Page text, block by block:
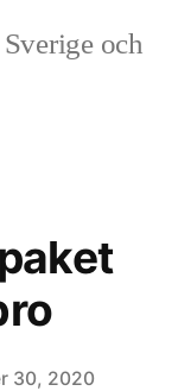
Sverige och
30, 2020